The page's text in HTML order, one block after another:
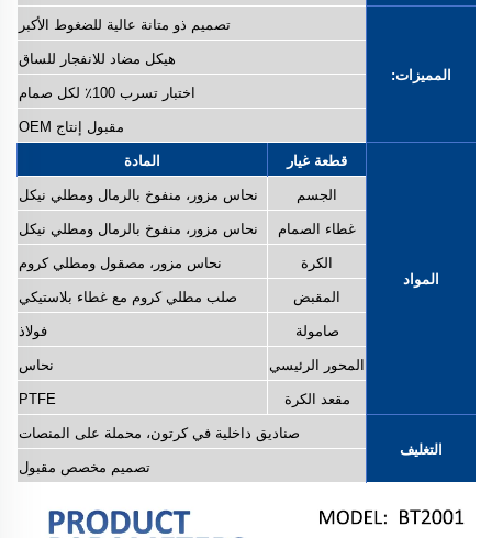
المميزات:
تصميم ذو متانة عالية للضغوط الأكبر
هيكل مضاد للانفجار للساق
اختبار تسرب 100٪ لكل صمام
مقبول إنتاج OEM
المواد
قطعة غيار المادة
الجسم نحاس مزور، منفوخ بالرمال ومطلي نيكل
غطاء الصمام نحاس مزور، منفوخ بالرمال ومطلي نيكل
الكرة نحاس مزور، مصقول ومطلي كروم
المقبض صلب مطلي كروم مع غطاء بلاستيكي
صامولة فولاذ
المحور الرئيسي نحاس
مقعد الكرة PTFE
التغليف
صناديق داخلية في كرتون، محملة على المنصات
تصميم مخصص مقبول